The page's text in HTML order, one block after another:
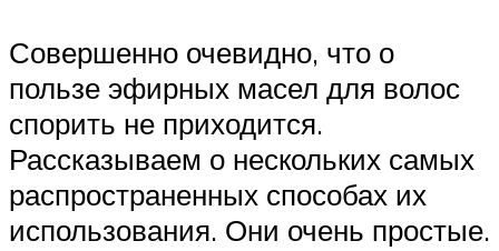
Совершенно очевидно, что о
пользе эфирных масел для волос
спорить не приходится.
Рассказываем о нескольких самых
распространенных способах их
использования. Они очень простые.